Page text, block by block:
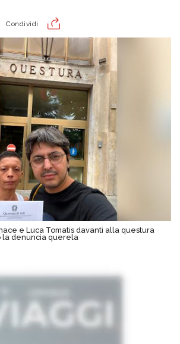
Condividi
e Luca Tomatis davanti alla questura
la denuncia querela